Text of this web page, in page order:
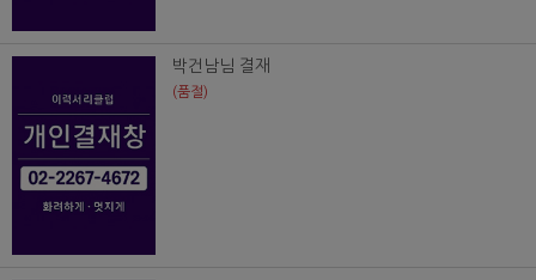
박건남님 결재
(품절)